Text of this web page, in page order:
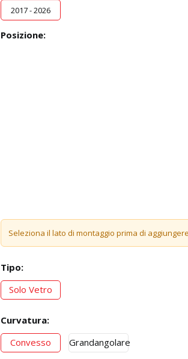
2017 - 2026
Posizione:
Seleziona il lato di montaggio prima di
Tipo:
Solo Vetro
Curvatura:
Convesso
Grandangolare